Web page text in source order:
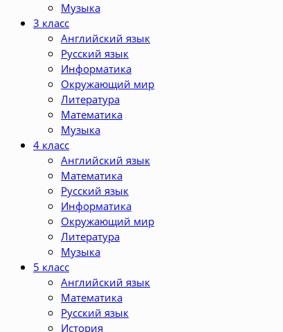
Музыка
3 класс
Английский язык
Русский язык
Информатика
Окружающий мир
Литература
Математика
Музыка
4 класс
Английский язык
Математика
Русский язык
Информатика
Окружающий мир
Литература
Музыка
5 класс
Английский язык
Математика
Русский язык
История